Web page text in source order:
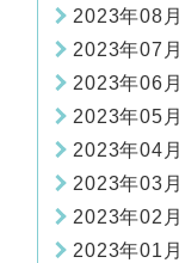
2023年08月
2023年07月
2023年06月
2023年05月
2023年04月
2023年03月
2023年02月
2023年01月